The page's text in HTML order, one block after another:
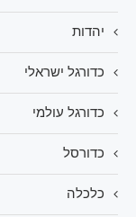
יהדות
כדורגל ישראלי
כדורגל עולמי
כדורסל
כלכלה